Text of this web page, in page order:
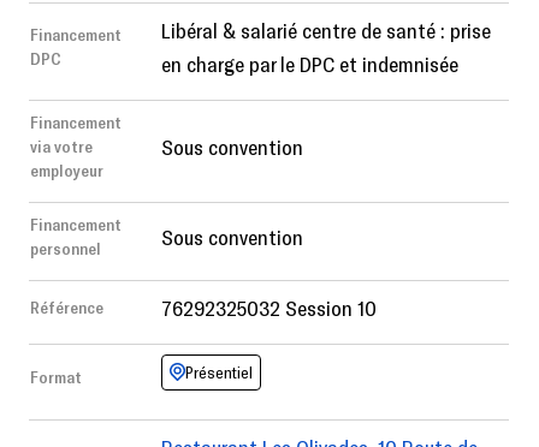
Financement
DPC
Libéral & salarié centre de santé : prise
en charge par le DPC et indemnisée
Financement
via votre
employeur
Sous convention
Financement
personnel
Sous convention
Référence 76292325032 Session 10
Format Présentiel